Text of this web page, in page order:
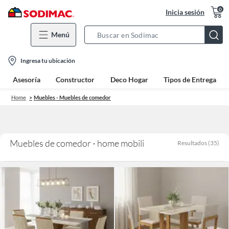
Inicia sesión 0
Menú
Bar
location-
icon
Ingresa tu ubicación
Asesoría Constructor Deco Hogar Tipos de Entrega
Home Muebles - Muebles de comedor
Muebles de comedor - home mobili Resultados (35)